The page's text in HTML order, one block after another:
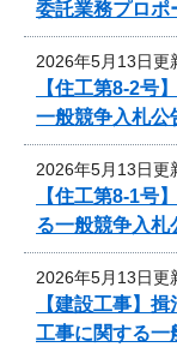
委託業務プロポ
2026年5月13日更
【住工第8-2号
一般競争入札公
2026年5月13日更
【住工第8-1号
る一般競争入札
2026年5月13日更
【建設工事】
工事に関する一